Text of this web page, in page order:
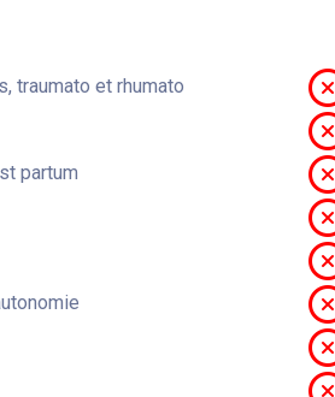
traumato et rhumato
partum